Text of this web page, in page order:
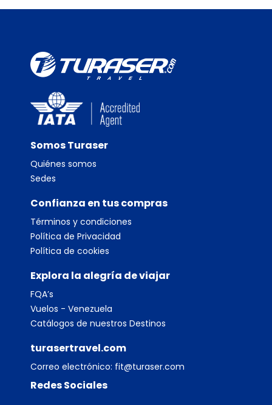
Somos Turaser
Quiénes somos
Sedes
Confianza en tus compras
Términos y condiciones
Política de Privacidad
Política de cookies
Explora la alegría de viajar
FQA’s
Vuelos - Venezuela
Catálogos de nuestros Destinos
turasertravel.com
Correo electrónico: fit@turaser.com
Redes Sociales